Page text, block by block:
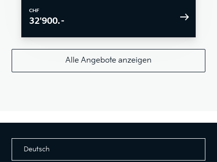
CHF
32'900.–
Alle Angebote anzeigen
Deutsch